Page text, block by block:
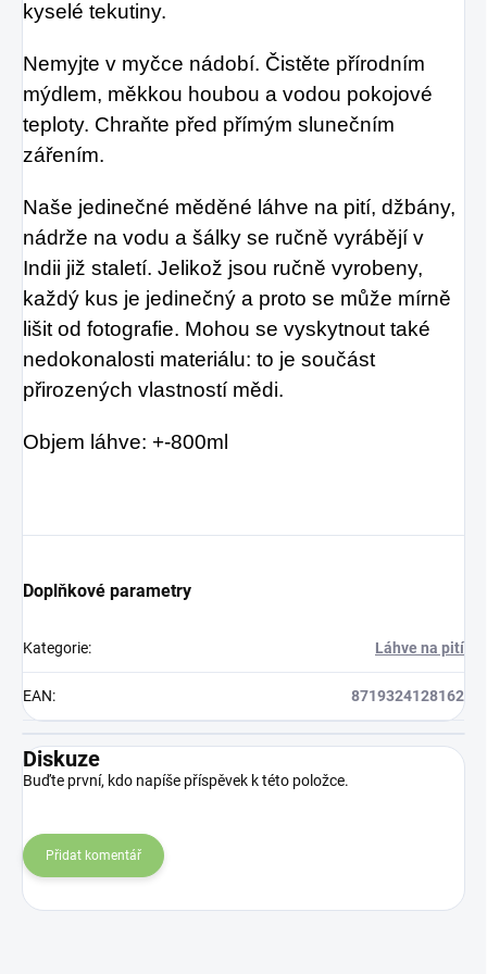
kyselé tekutiny.
Nemyjte v myčce nádobí. Čistěte přírodním
mýdlem, měkkou houbou a vodou pokojové
teploty. Chraňte před přímým slunečním
zářením.
Naše jedinečné měděné láhve na pití, džbány,
nádrže na vodu a šálky se ručně vyrábějí v
Indii již staletí. Jelikož jsou ručně vyrobeny,
každý kus je jedinečný a proto se může mírně
lišit od fotografie. Mohou se vyskytnout také
nedokonalosti materiálu: to je součást
přirozených vlastností mědi.
Objem láhve: +-800ml
Doplňkové parametry
Kategorie: Láhve na pití
EAN: 8719324128162
Diskuze
Buďte první, kdo napíše příspěvek k této položce.
Přidat komentář